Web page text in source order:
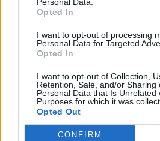
Opted In
I want to opt-out of processing
Personal Data for Targeted
Opted In
I want to opt-out of Collection,
Retention, Sale, and/or Sharing
Personal Data that Is Unrelated
Purposes for which it was
Opted Out
CONFIRM
principal, depois de, na época
Recorde-se que o FC Famalicão